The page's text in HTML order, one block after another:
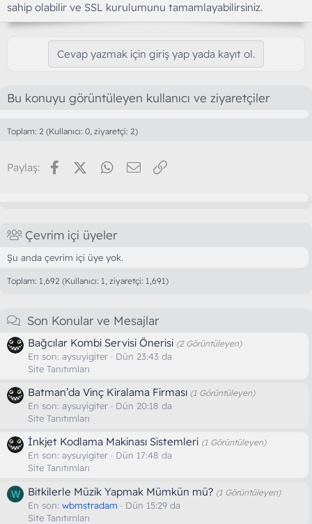
sahip olabilir ve SSL kurulumunu tamamlayabilirsiniz.
Cevap yazmak için giriş yap yada kayıt ol.
Bu konuyu görüntüleyen kullanıcı ve ziyaretçiler
Toplam: 2 (Kullanıcı: 0, ziyaretçi: 2)
Paylaş: FacebookX (Twitter)WhatsApp
E-posta
Çevrim içi üyeler
Şu anda çevrim içi üye yok.
Toplam: 1,692 (Kullanıcı: 1, ziyaretçi: 1,691)
Son Konular ve Mesajlar
Bağcılar Kombi Servisi Önerisi (2 Görüntüleyen)
En son: aysuyigiter
Dün 23:43 da
Site Tanıtımları
Batman’da Vinç Kiralama Firması (1 Görüntüleyen)
En son: aysuyigiter
Dün 20:18 da
Site Tanıtımları
İnkjet Kodlama Makinası Sistemleri (1 Görüntüleyen)
En son: aysuyigiter
Dün 17:48 da
Site Tanıtımları
W Bitkilerle Müzik Yapmak Mümkün mü? (1 Görüntüleyen)
En son: wbmstradam
Dün 15:29 da
Site Tanıtımları